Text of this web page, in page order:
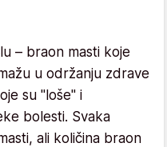
– braon masti koje
u održanju zdrave
su "loše" i
bolesti. Svaka
ali količina braon